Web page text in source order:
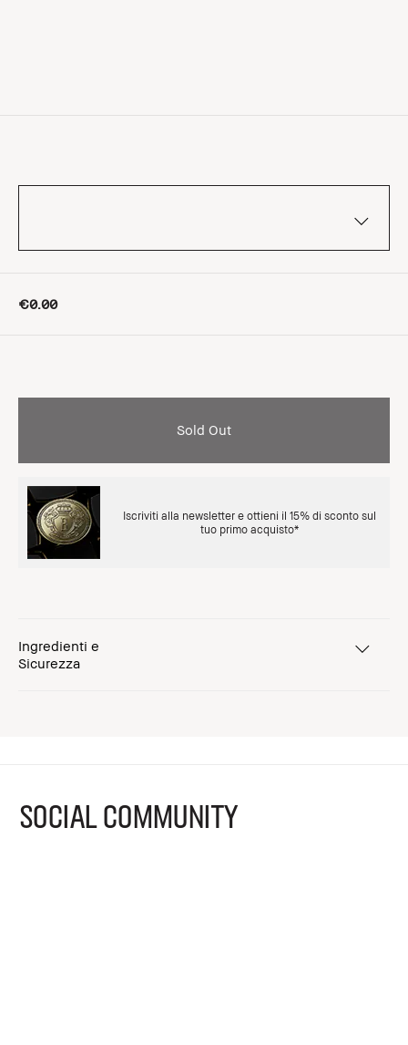
€0.00
Sold Out
Iscriviti alla newsletter e ottieni il 15% di sconto sul
tuo primo acquisto*
Ingredienti e
Sicurezza
SOCIAL COMMUNITY